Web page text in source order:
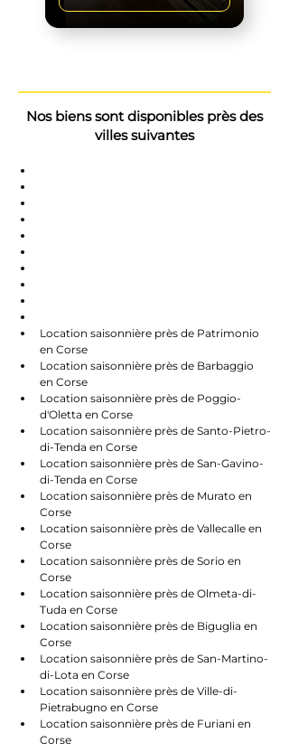
Nos biens sont disponibles près des
villes suivantes
Location saisonnière près de Patrimonio
en Corse
Location saisonnière près de Barbaggio
en Corse
Location saisonnière près de Poggio-
d'Oletta en Corse
Location saisonnière près de Santo-Pietro-
di-Tenda en Corse
Location saisonnière près de San-Gavino-
di-Tenda en Corse
Location saisonnière près de Murato en
Corse
Location saisonnière près de Vallecalle en
Corse
Location saisonnière près de Sorio en
Corse
Location saisonnière près de Olmeta-di-
Tuda en Corse
Location saisonnière près de Biguglia en
Corse
Location saisonnière près de San-Martino-
di-Lota en Corse
Location saisonnière près de Ville-di-
Pietrabugno en Corse
Location saisonnière près de Furiani en
Corse